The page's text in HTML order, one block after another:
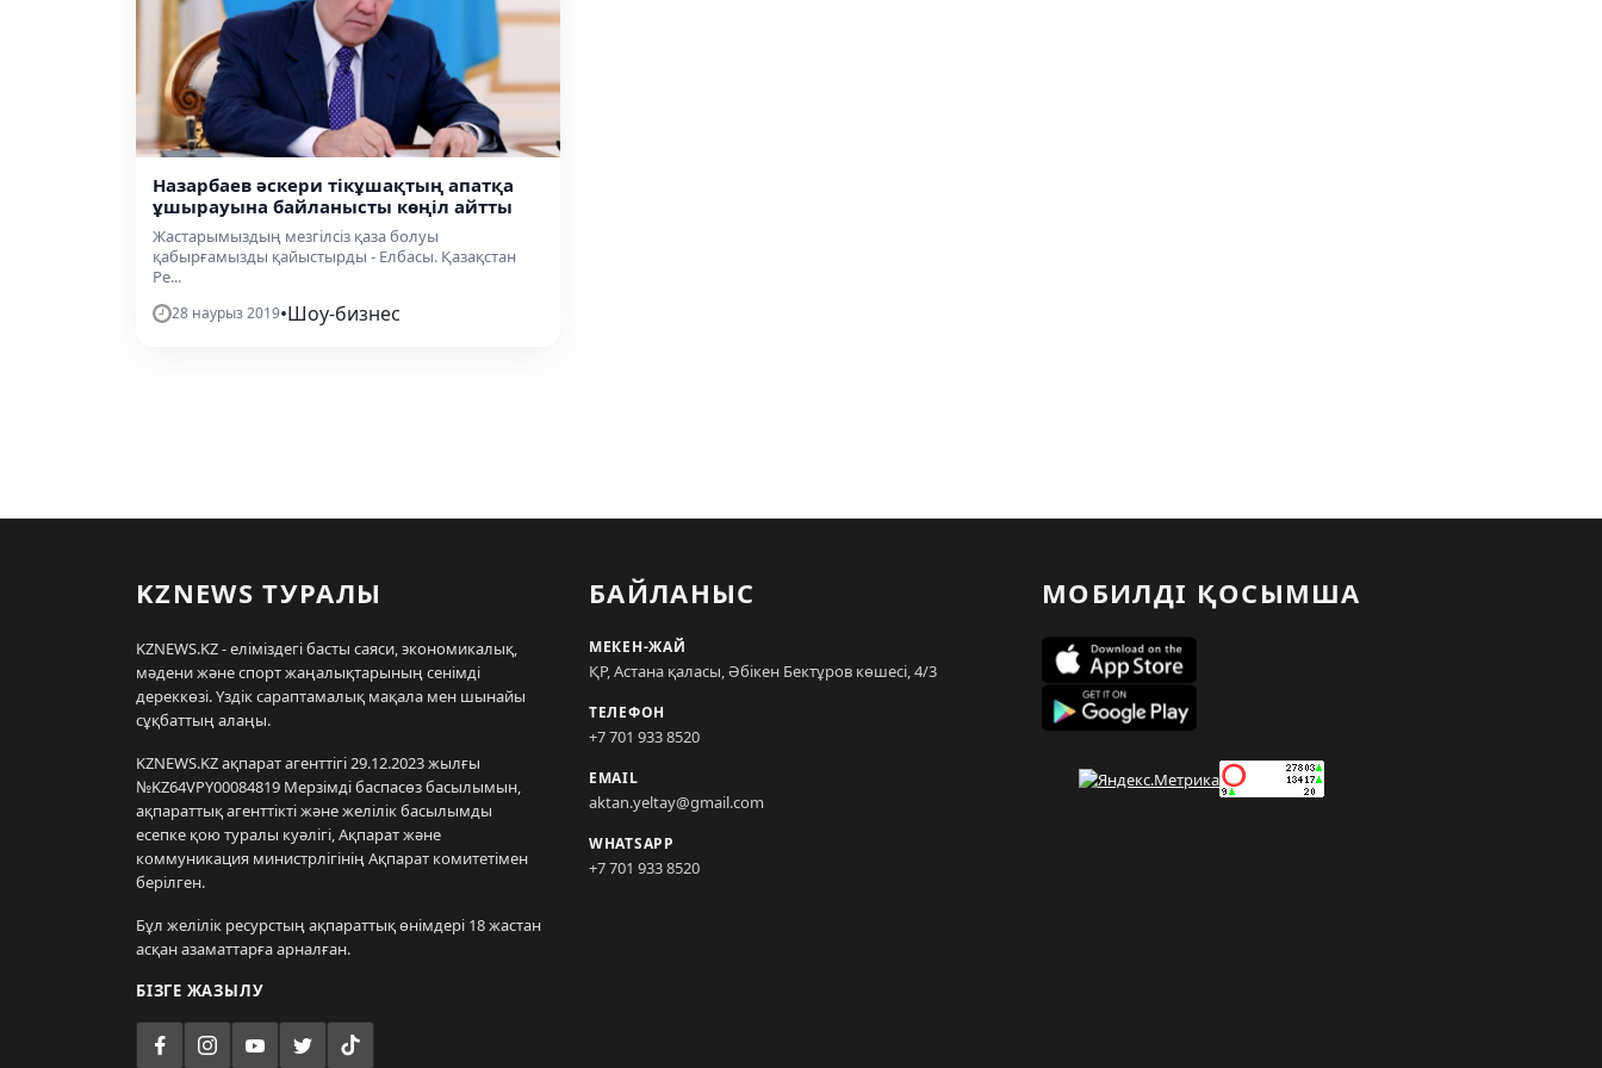
Назарбаев әскери тікұшақтың апатқа
ұшырауына байланысты көңіл айтты
Жастарымыздың мезгілсіз қаза болуы
қабырғамызды қайыстырды - Елбасы. Қазақстан
Ре...
28 наурыз 2019•Шоу-бизнес
KZNEWS ТУРАЛЫ
KZNEWS.KZ - еліміздегі басты саяси, экономикалық,
мәдени және спорт жаңалықтарының сенімді
дереккөзі. Үздік сараптамалық мақала мен шынайы
сұқбаттың алаңы.
KZNEWS.KZ ақпарат агенттігі 29.12.2023 жылғы
№KZ64VPY00084819 Мерзімді баспасөз басылымын,
ақпараттық агенттікті және желілік басылымды
есепке қою туралы куәлігі, Ақпарат және
коммуникация министрлігінің Ақпарат комитетімен
берілген.
Бұл желілік ресурстың ақпараттық өнімдері 18 жастан
асқан азаматтарға арналған.
БІЗГЕ ЖАЗЫЛУ
БАЙЛАНЫС
МЕКЕН-ЖАЙ
ҚР, Астана қаласы, Әбікен Бектұров көшесі, 4/3
ТЕЛЕФОН
+7 701 933 8520
EMAIL
aktan.yeltay@gmail.com
WHATSAPP
+7 701 933 8520
МОБИЛДІ ҚОСЫМША